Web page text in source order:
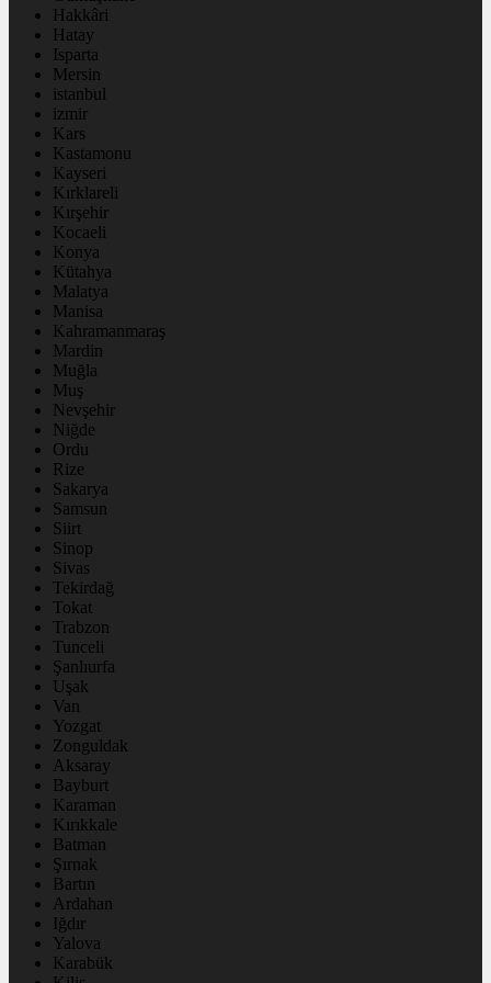
Hakkâri
Hatay
Isparta
Mersin
istanbul
izmir
Kars
Kastamonu
Kayseri
Kırklareli
Kırşehir
Kocaeli
Konya
Kütahya
Malatya
Manisa
Kahramanmaraş
Mardin
Muğla
Muş
Nevşehir
Niğde
Ordu
Rize
Sakarya
Samsun
Siirt
Sinop
Sivas
Tekirdağ
Tokat
Trabzon
Tunceli
Şanlıurfa
Uşak
Van
Yozgat
Zonguldak
Aksaray
Bayburt
Karaman
Kırıkkale
Batman
Şırnak
Bartın
Ardahan
Iğdır
Yalova
Karabük